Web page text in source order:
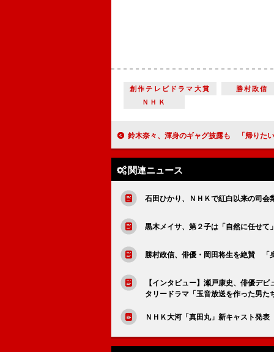
創作テレビドラマ大賞
勝村政信
ＮＨＫ
鈴木奈々、渾身のギャグ披露も 「帰りたい、恥ず
関連ニュース
石田ひかり、ＮＨＫで紅白以来の司
黒木メイサ、第２子は「自然に任せ
勝村政信、俳優・岡田将生を絶賛 「
【インタビュー】瀬戸康史、俳優デ
タリードラマ「玉音放送を作った男た
ＮＨＫ大河「真田丸」新キャスト発